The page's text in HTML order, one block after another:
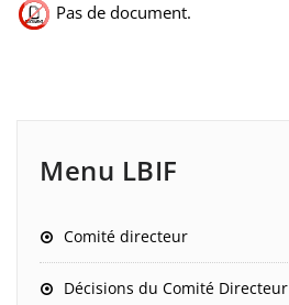
Pas de document.
Menu LBIF
Comité directeur
Décisions du Comité Directeur